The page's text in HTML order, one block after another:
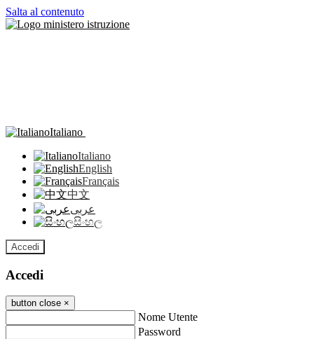
Salta al contenuto
Italiano
Italiano
English
Français
中文
عربى
සිංහල
Accedi
Accedi
button close ×
Nome Utente
Password